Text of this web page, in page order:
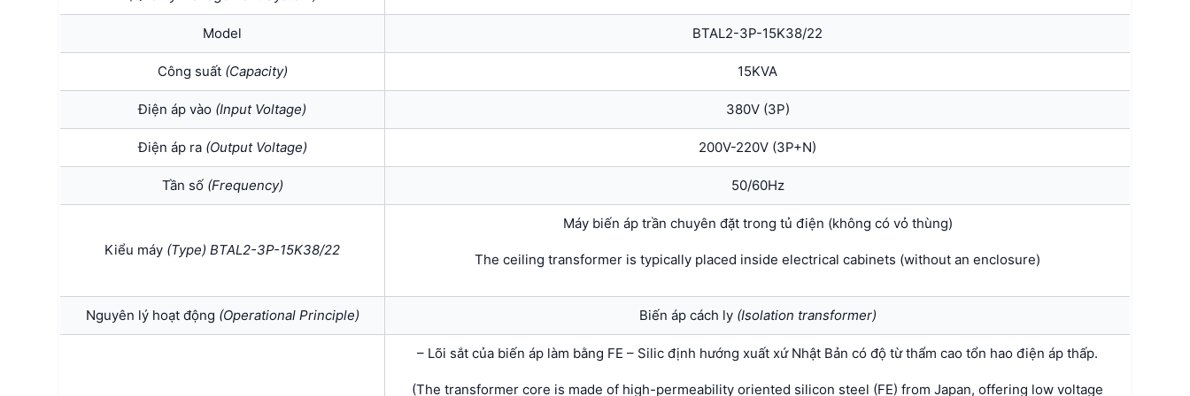
Model BTAL2-3P-15K38/22
Công suất (Capacity) 15KVA
Điện áp vào (Input Voltage) 380V (3P)
Điện áp ra (Output Voltage) 200V-220V (3P+N)
Tần số (Frequency) 50/60Hz
Kiểu máy (Type) BTAL2-3P-15K38/22
Máy biến áp trần chuyên đặt trong tủ điện (không có vỏ thùng)
The ceiling transformer is typically placed inside electrical cabinets (without an enclosure)
Nguyên lý hoạt động (Operational Principle) Biến áp cách ly (Isolation transformer)
– Lõi sắt của biến áp làm bằng FE – Silic định hướng xuất xứ Nhật Bản có độ từ thẩm cao tổn hao điện áp thấp.
(The transformer core is made of high-permeability oriented silicon steel (FE) from Japan, offering low voltage